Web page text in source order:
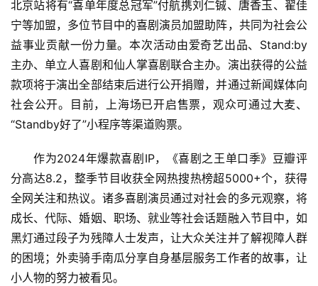
讯
商
业
消
费
科
技
财
经
登录 注册
北京站将有“喜单年度总冠军”付航携刘仁铖、唐香玉、翟佳
宁等加盟，多位节目中的喜剧演员加盟助阵，共同为社会公
益事业贡献一份力量。本次活动由爱奇艺出品、Stand:by
主办、单立人喜剧和仙人掌喜剧联合主办。演出获得的公益
款项将于演出全部结束后进行公开捐赠，并通过新闻媒体向
社会公开。目前，上海场已开启售票，观众可通过大麦、
“Standby好了”小程序等渠道购票。
作为2024年爆款喜剧IP，《喜剧之王单口季》豆瓣评
分高达8.2，整季节目收获全网热搜热榜超5000+个，获得
全网关注和热议。诸多喜剧演员通过对社会的多元观察，将
成长、代际、婚姻、职场、就业等社会话题融入节目中，如
黑灯通过段子为残障人士发声，让大众关注并了解视障人群
的困境；外卖骑手南瓜分享自身基层服务工作者的故事，让
小人物的努力被看见。